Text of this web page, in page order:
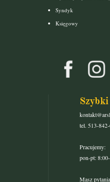
Syndyk
Księgowy
tel. 513-
Pracujemy:
pon-pt:
Masz pytania